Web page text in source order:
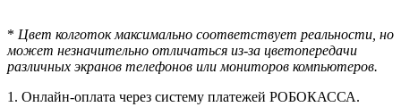
* Цвет колготок максимально соответствует реальности, но
может незначительно отличаться из-за цветопередачи
различных экранов телефонов или мониторов компьютеров.
1. Онлайн-оплата через систему платежей РОБОКАССА.